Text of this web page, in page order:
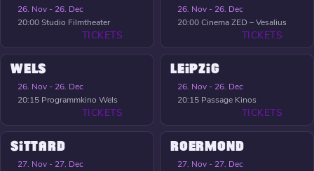
26. Nov - 26. Dec
20:00Studio Filmtheater
TICKETS
26. Nov - 26. Dec
20:00Cinema ZED – Vesalius
TICKETS
WELS
26. Nov - 26. Dec
20:15 Programmkino Wels
TICKETS
LEIPZIG
26. Nov - 26. Dec
20:15 Passage Kinos
TICKETS
SITTARD
27. Nov - 27. Dec
ROERMOND
27. Nov - 27. Dec